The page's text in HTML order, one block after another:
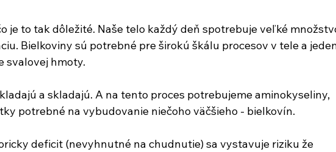
je to tak dôležité. Naše telo každý deň spotrebuje veľké
Bielkoviny sú potrebné pre širokú škálu procesov v tele a
svalovej hmoty.
a skladajú. A na tento proces potrebujeme aminokyseliny,
potrebné na vybudovanie niečoho väčšieho - bielkovín.
deficit (nevyhnutné na chudnutie) sa vystavuje riziku že